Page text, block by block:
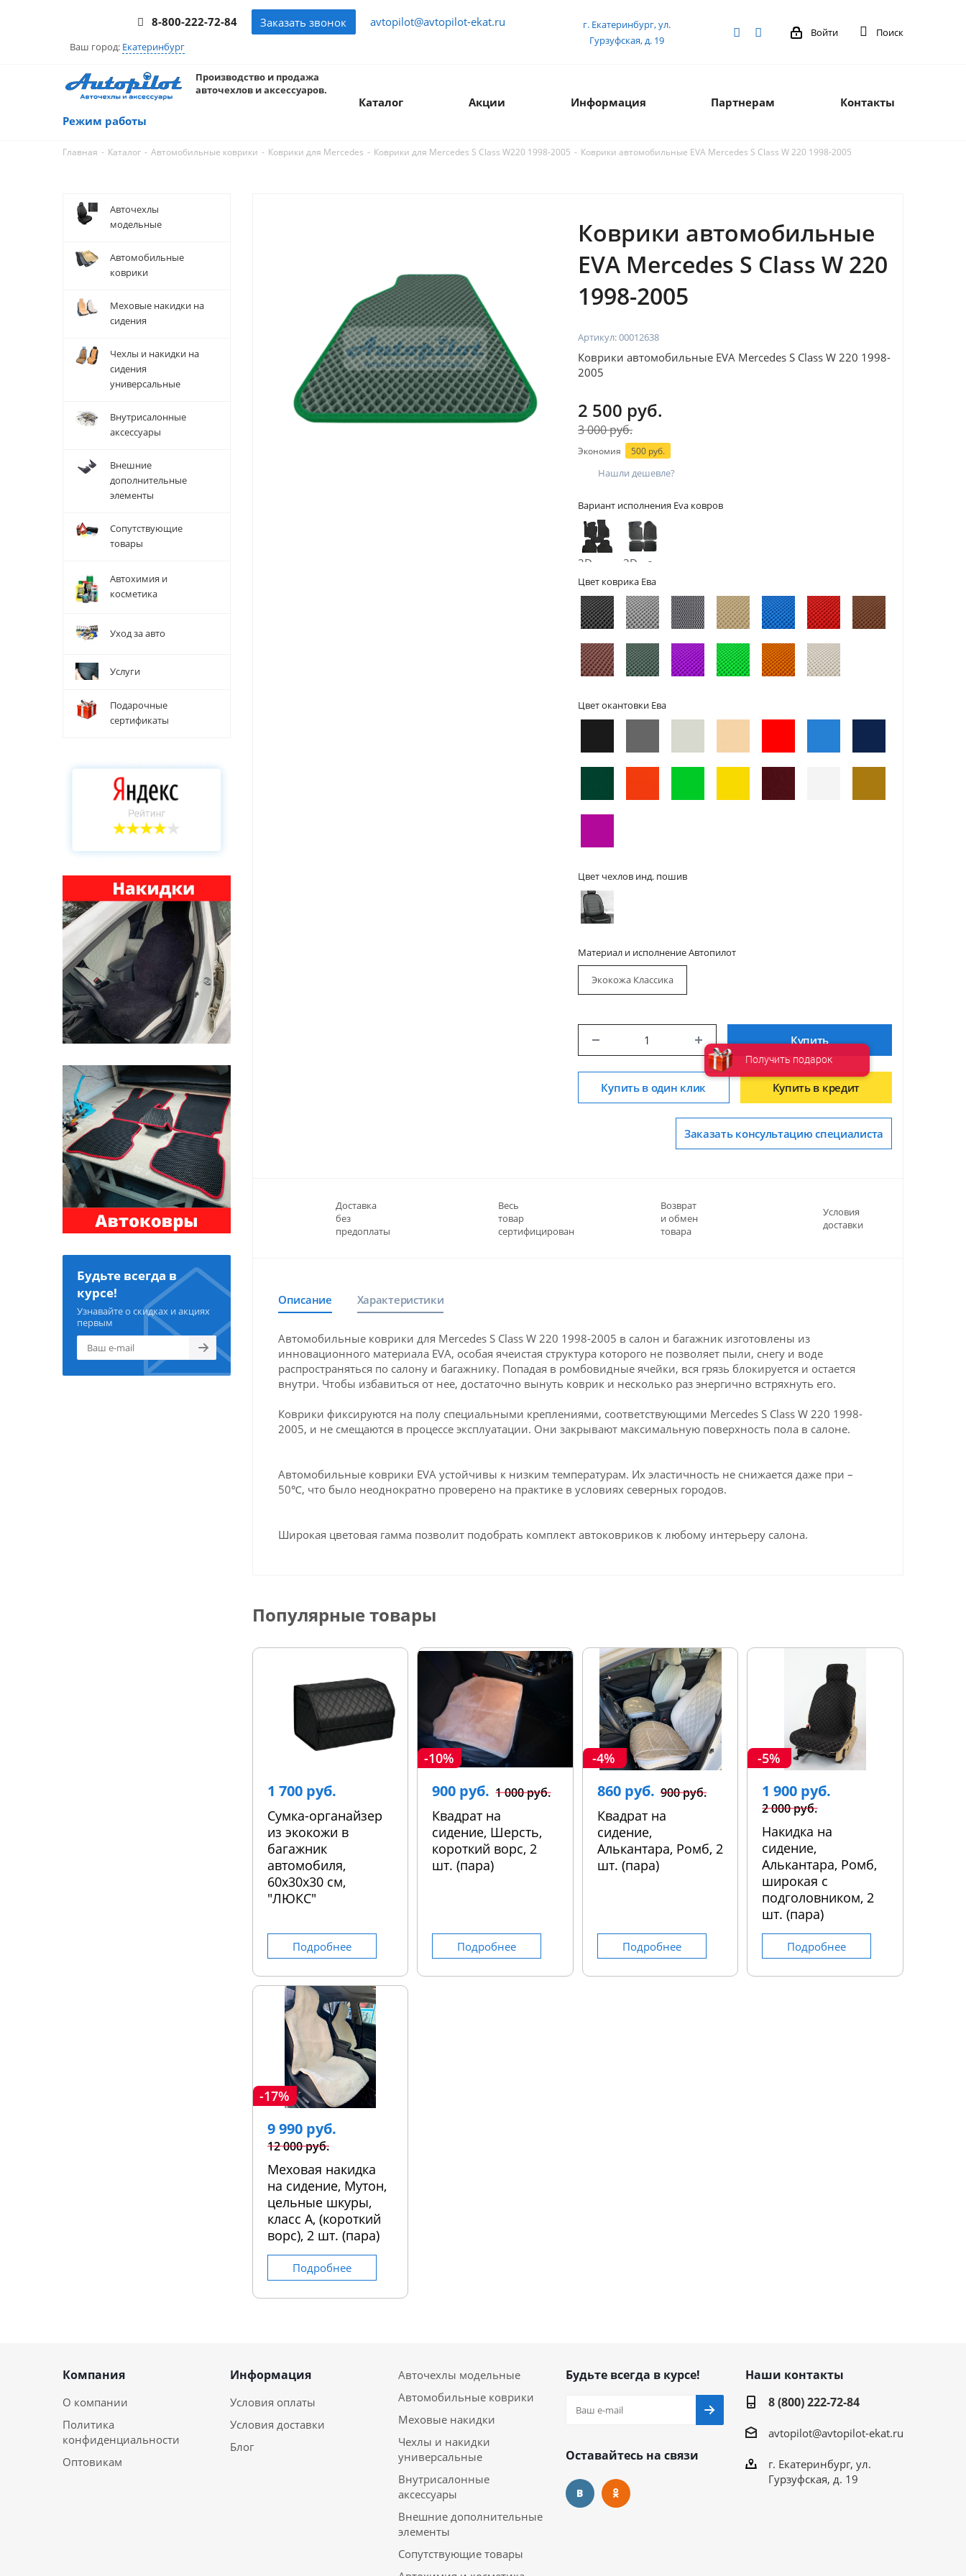
8-800-222-72-84 Заказать звонок avtopilot@avtopilot-ekat.ru
Ваш город: Екатеринбург
г. Екатеринбург, ул.
Гурзуфская, д. 19
Войти Поиск
Производство и продажа
авточехлов и аксессуаров.
Режим работы
Каталог Акции Информация Партнерам Контакты
Главная - Каталог - Автомобильные коврики - Коврики для Mercedes - Коврики для Mercedes S Class W220 1998-2005 - Коврики автомобильные EVA Mercedes S Class W 220 1998-2005
Авточехлы
модельные
Автомобильные
коврики
Меховые накидки на
сидения
Чехлы и накидки на
сидения
универсальные
Внутрисалонные
аксессуары
Внешние
дополнительные
элементы
Сопутствующие
товары
Автохимия и
косметика
Уход за авто
Услуги
Подарочные
сертификаты
Будьте всегда в
курсе!
Узнавайте о скидках и акциях
первым
Коврики автомобильные
EVA Mercedes S Class W 220
1998-2005
Артикул:00012638
Коврики автомобильные EVA Mercedes S Class W 220 1998-
2005
2 500 руб.
3 000 руб.
Экономия 500 руб.
Нашли дешевле?
Вариант исполнения Eva ковров
2D -
без
бортов
3D - с
бортами
Цвет коврика Ева
Цвет окантовки Ева
Цвет чехлов инд. пошив
Материал и исполнение Автопилот
Экокожа Классика
Купить
Купить в один клик Купить в кредит
Заказать консультацию специалиста
Доставка
без
предоплаты
Весь
товар
сертифицирован
Возврат
и обмен
товара
Условия
доставки
Описание Характеристики
Автомобильные коврики для Mercedes S Class W 220 1998-2005 в салон и багажник изготовлены из
инновационного материала EVA, особая ячеистая структура которого не позволяет пыли, снегу и воде
распространяться по салону и багажнику. Попадая в ромбовидные ячейки, вся грязь блокируется и остается
внутри. Чтобы избавиться от нее, достаточно вынуть коврик и несколько раз энергично встряхнуть его.
Коврики фиксируются на полу специальными креплениями, соответствующими Mercedes S Class W 220 1998-
2005, и не смещаются в процессе эксплуатации. Они закрывают максимальную поверхность пола в салоне.
Автомобильные коврики EVA устойчивы к низким температурам. Их эластичность не снижается даже при –
50℃, что было неоднократно проверено на практике в условиях северных городов.
Широкая цветовая гамма позволит подобрать комплект автоковриков к любому интерьеру салона.
Популярные товары
1 700 руб.
Сумка-органайзер
из экокожи в
багажник
автомобиля,
60х30х30 см,
"ЛЮКС"
Подробнее
-10%
900 руб. 1 000 руб.
Квадрат на
сидение, Шерсть,
короткий ворс, 2
шт. (пара)
Подробнее
-4%
860 руб. 900 руб.
Квадрат на
сидение,
Алькантара, Ромб, 2
шт. (пара)
Подробнее
-5%
1 900 руб.
2 000 руб.
Накидка на
сидение,
Алькантара, Ромб,
широкая с
подголовником, 2
шт. (пара)
Подробнее
-17%
9 990 руб.
12 000 руб.
Меховая накидка
на сидение, Мутон,
цельные шкуры,
класс А, (короткий
ворс), 2 шт. (пара)
Подробнее
Компания
О компании
Политика
конфиденциальности
Оптовикам
Информация
Условия оплаты
Условия доставки
Блог
Авточехлы модельные
Автомобильные коврики
Меховые накидки
Чехлы и накидки
универсальные
Внутрисалонные
аксессуары
Внешние дополнительные
элементы
Сопутствующие товары
Будьте всегда в курсе!
Оставайтесь на связи
Наши контакты
8 (800) 222-72-84
avtopilot@avtopilot-ekat.ru
г. Екатеринбург, ул.
Гурзуфская, д. 19
Получить подарок